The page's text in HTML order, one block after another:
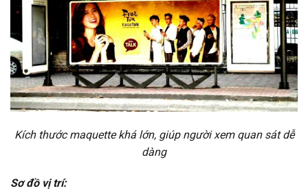
Kích thước maquette khá lớn, giúp người xem quan sát dễ
dàng
Sơ đồ vị trí: